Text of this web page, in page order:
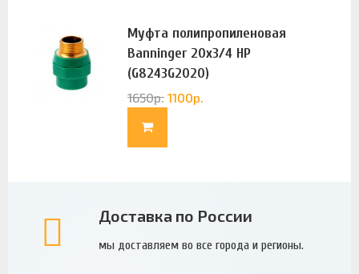
Муфта полипропиленовая
Banninger 20х3/4 НР
(G8243G2020)
1650р. 1100р.
Доставка по России
мы доставляем во все города и регионы.